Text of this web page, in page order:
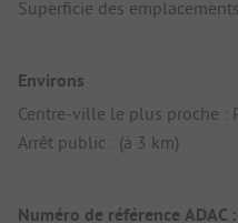
Superficie des
Environs
Centre-ville le plus proche :
Arrêt public : (à 3 km)
Numéro de référence ADAC